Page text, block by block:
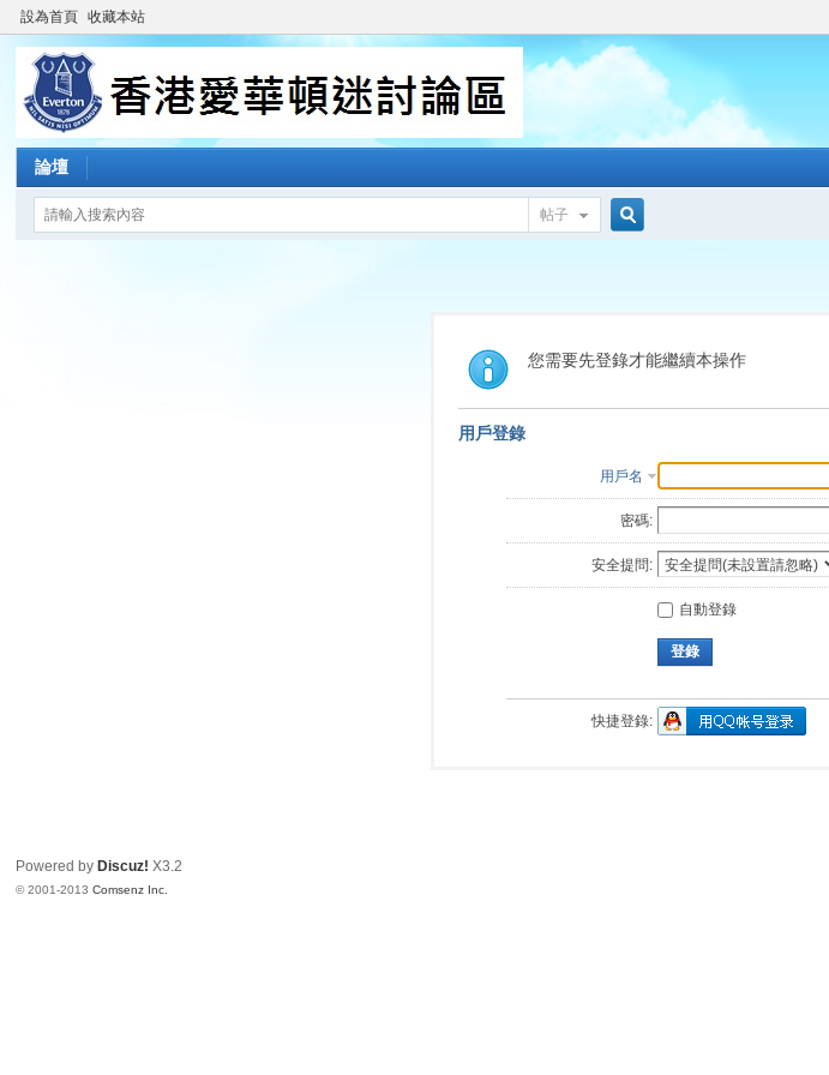
設為首頁 收藏本站
論壇
帖子
索
您需要先登錄才能繼續本操作
用戶登錄
用戶名
密碼:
安全提問:
自動登錄
登錄
快捷登錄:
Powered by Discuz! X3.2
© 2001-2013Comsenz Inc.